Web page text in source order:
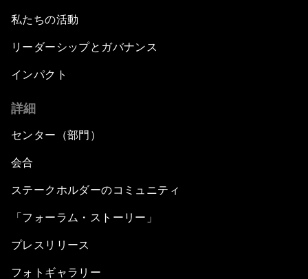
私たちの活動
リーダーシップとガバナンス
インパクト
詳細
センター（部門）
会合
ステークホルダーのコミュニティ
「フォーラム・ストーリー」
プレスリリース
フォトギャラリー